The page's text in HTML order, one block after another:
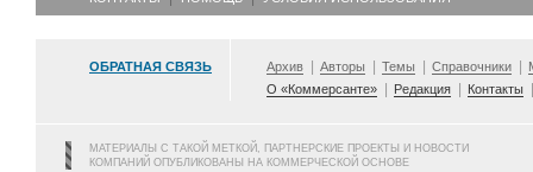
ОБРАТНАЯ СВЯЗЬ Архив Авторы Темы Справочники
О «Коммерсанте»
Редакция Контакты
МАТЕРИАЛЫ С ТАКОЙ МЕТКОЙ, ПАРТНЕРСКИЕ ПРОЕКТЫ И НОВОСТИ
КОМПАНИЙ ОПУБЛИКОВАНЫ НА КОММЕРЧЕСКОЙ ОСНОВЕ